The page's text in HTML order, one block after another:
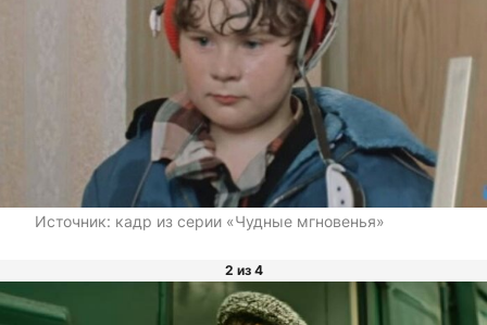
Источник: кадр из серии «Чудные мгновенья»
2 из 4